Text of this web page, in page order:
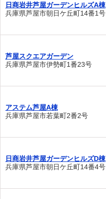
日商岩井芦屋ガーデンヒルズA棟
兵庫県芦屋市朝日ケ丘町14番1号
芦屋スクエアガーデン
兵庫県芦屋市伊勢町1番23号
アステム芦屋A棟
兵庫県芦屋市若葉町2番2号
日商岩井芦屋ガーデンヒルズD棟
兵庫県芦屋市朝日ケ丘町14番4号